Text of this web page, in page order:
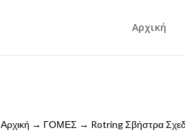
Αρχική
Αρχική → ΓΟΜΕΣ → Rotring Σβήστρα